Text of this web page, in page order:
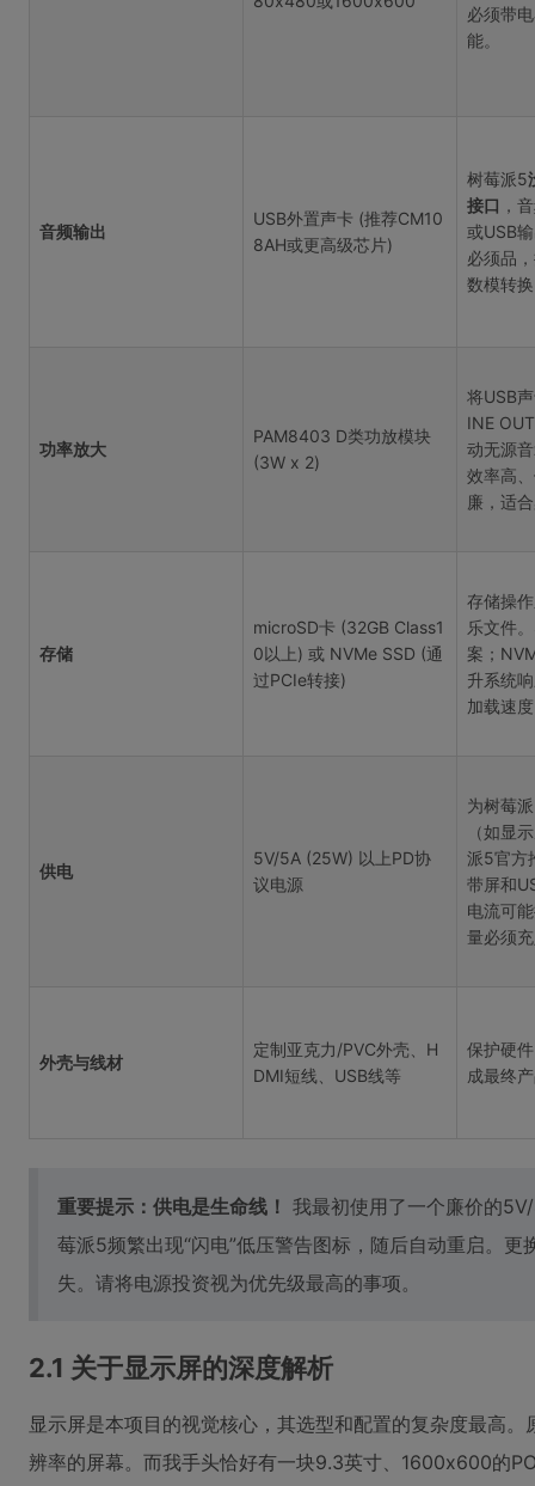
必须带
能。
音频输出
USB外置声卡 (推荐CM10
8AH或更高级芯片)
树莓派5
接口 ，
或USB
必须品
数模转
功率放大
PAM8403 D类功放模块
(3W x 2)
将USB
INE
动无源
效率高
廉，适
存储
microSD卡 (32GB Class1
0以上) 或 NVMe SSD (通
过PCIe转接)
存储操
乐文件
案；
升系统
加载速
供电
5V/5A (25W) 以上PD协
议电源
为树莓
（如显
派5官方
带屏和
电流可
量必须
外壳与线材
定制亚克力/PVC外壳、H
DMI短线、USB线等
保护硬
成最终
重要提示：供电是生命线！ 我最初使用了一个廉价的
莓派5频繁出现“闪电”低压警告图标，随后自动重启。
失。请将电源投资视为优先级最高的事项。
2.1 关于显示屏的深度解析
显示屏是本项目的视觉核心，其选型和配置的复杂度最高
辨率的屏幕。而我手头恰好有一块9.3英寸、1600x600的